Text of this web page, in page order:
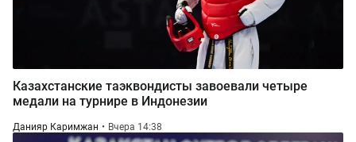
Казахстанские таэквондисты завоевали четыре
медали на турнире в Индонезии
Данияр Каримжан Вчера 14:38